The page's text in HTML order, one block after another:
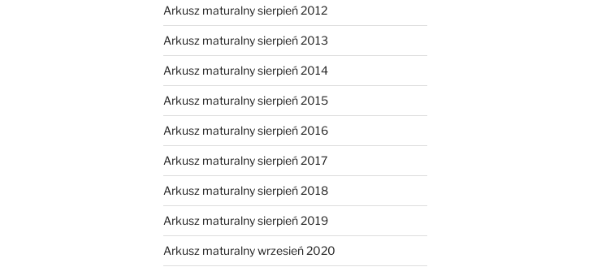
Arkusz maturalny sierpień 2012
Arkusz maturalny sierpień 2013
Arkusz maturalny sierpień 2014
Arkusz maturalny sierpień 2015
Arkusz maturalny sierpień 2016
Arkusz maturalny sierpień 2017
Arkusz maturalny sierpień 2018
Arkusz maturalny sierpień 2019
Arkusz maturalny wrzesień 2020